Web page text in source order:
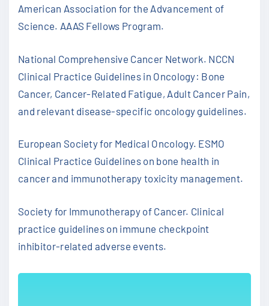
American Association for the Advancement of
Science. AAAS Fellows Program.
National Comprehensive Cancer Network. NCCN
Clinical Practice Guidelines in Oncology: Bone
Cancer, Cancer-Related Fatigue, Adult Cancer Pain,
and relevant disease-specific oncology guidelines.
European Society for Medical Oncology. ESMO
Clinical Practice Guidelines on bone health in
cancer and immunotherapy toxicity management.
Society for Immunotherapy of Cancer. Clinical
practice guidelines on immune checkpoint
inhibitor-related adverse events.